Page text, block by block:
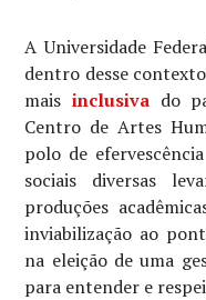
A Universidade
dentro desse
mais inclusivado
Centro de Artes
polo de
sociais diversas
produções
inviabilização ao
na eleição de uma
para entender e